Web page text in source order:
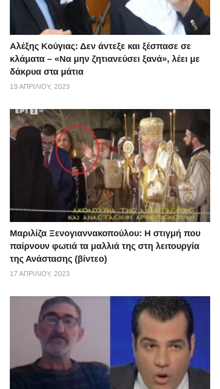
Αλέξης Κούγιας: Δεν άντεξε και ξέσπασε σε
κλάματα – «Να μην ζητιανεύσει ξανά», λέει με
δάκρυα στα μάτια
19 ΑΠΡΙΛΊΟΥ, 2023
Μαριλίζα Ξενογιαννακοπούλου: Η στιγμή που
παίρνουν φωτιά τα μαλλιά της στη λειτουργία
της Ανάστασης (βίντεο)
17 ΑΠΡΙΛΊΟΥ, 2023